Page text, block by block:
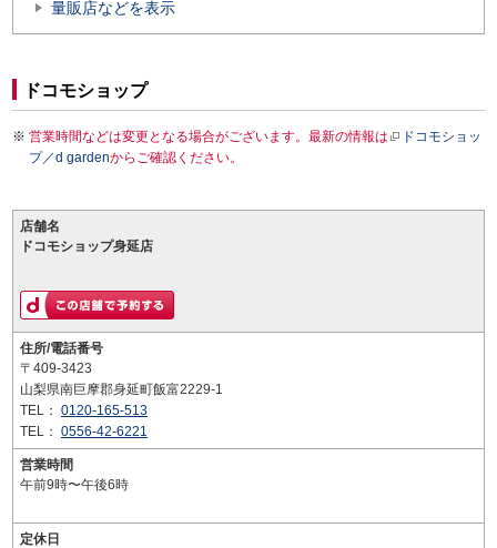
量販店などを表示
ドコモショップ
営業時間などは変更となる場合がございます。最新の情報は
ドコモショッ
プ／d gardenからご確認ください。
店舗名
ドコモショップ身延店
住所/電話番号
〒409-3423
山梨県南巨摩郡身延町飯富2229-1
TEL： 0120-165-513
TEL： 0556-42-6221
営業時間
午前9時〜午後6時
定休日